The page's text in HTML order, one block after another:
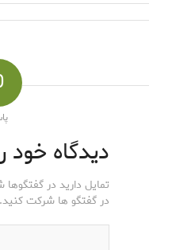
دیدگاه خود
تمایل دارید در
در گفتگو ها شرکت کنید.